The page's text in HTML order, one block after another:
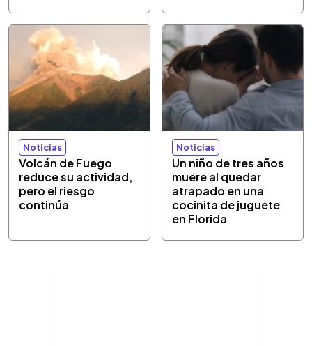
Noticias
Volcán de Fuego
reduce su actividad,
pero el riesgo
continúa
Noticias
Un niño de tres años
muere al quedar
atrapado en una
cocinita de juguete
en Florida